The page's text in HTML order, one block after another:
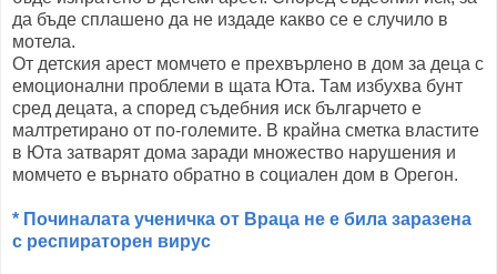
да бъде сплашено да не издаде какво се е случило в
мотела.
От детския арест момчето е прехвърлено в дом за деца с
емоционални проблеми в щата Юта. Там избухва бунт
сред децата, а според съдебния иск българчето е
малтретирано от по-големите. В крайна сметка властите
в Юта затварят дома заради множество нарушения и
момчето е върнато обратно в социален дом в Орегон.
* Починалата ученичка от Враца не е била заразена
с респираторен вирус